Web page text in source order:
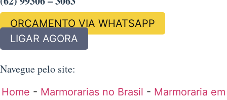
ORÇAMENTO VIA WHATSAPP
LIGAR AGORA
Navegue pelo site:
Home - Marmorarias no Brasil - Marmoraria em